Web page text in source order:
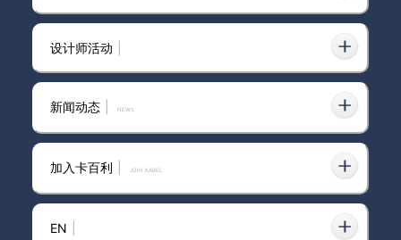
设计师活动
新闻动态 news
加入卡百利 JOIN KABEL
EN